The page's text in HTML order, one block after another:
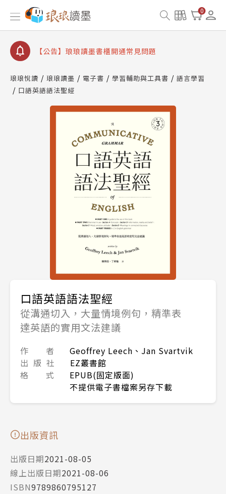
0
【公告】因 Readmoo 讀墨系統維護中，本站同步暫
停部分閱讀服務
【公告】琅琅讀墨數位閱讀資產合併與書櫃開通申請
【公告】琅琅讀墨書櫃開通常見問題
請圖文教學
【公告】琅琅書店服務升級重要說明及資產合併結果
查詢
【公告】因 Readmoo 讀墨系統維護中，本站同步暫
琅琅悅讀 琅琅讀墨 電子書 學習輔助與工具書
語言學習
口語英語語法聖經
口語英語語法聖經
從溝通切入，大量情境例句，精準表
達英語的實用文法建議
作 者
Geoffrey Leech、Jan Svartvik
出 版 社
EZ叢書館
格 式
EPUB(固定版面)
不提供電子書檔案另存下載
出版資訊
出版日期2021-08-05
線上出版日期2021-08-06
ISBN9789860795127